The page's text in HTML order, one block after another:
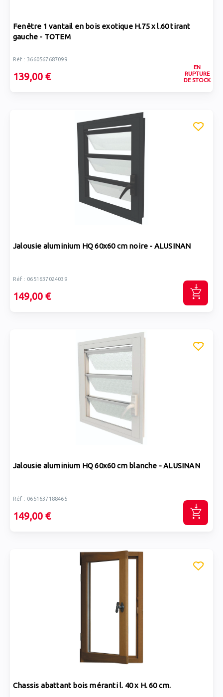
Fenêtre 1 vantail en bois exotique H.75 x l.60 tirant
gauche - TOTEM
Réf : 3660567687099
139,00 €
EN
RUPTURE
DE STOCK
Jalousie aluminium HQ 60x60 cm noire - ALUSINAN
Réf : 0651637024039
149,00 €
Jalousie aluminium HQ 60x60 cm blanche - ALUSINAN
Réf : 0651637188465
149,00 €
Chassis abattant bois méranti l. 40 x H. 60 cm.